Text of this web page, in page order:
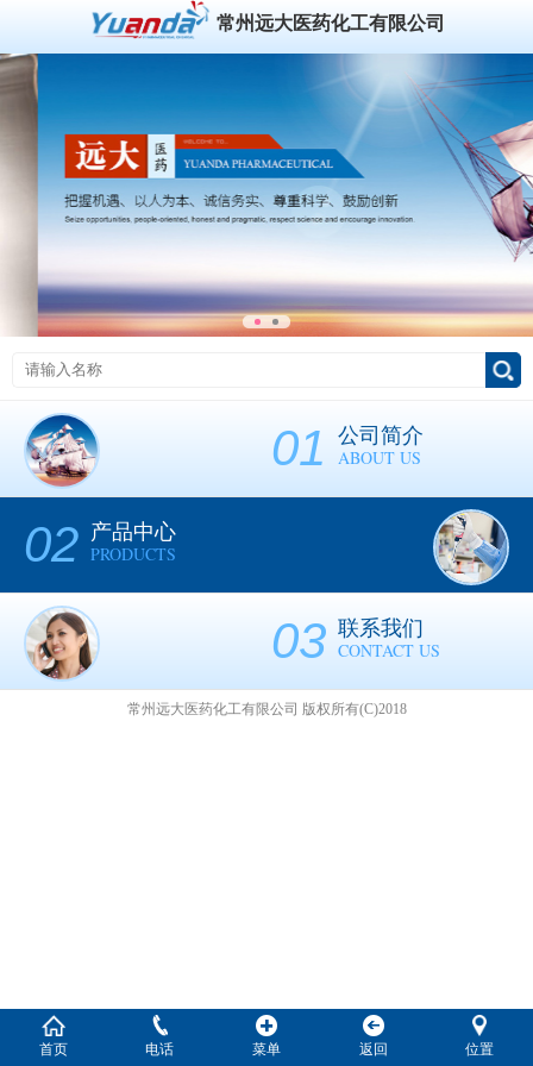
常州远大医药化工有限公司
01 公司简介
ABOUT US
02 产品中心
PRODUCTS
03 联系我们
CONTACT US
常州远大医药化工有限公司 版权所有(C)2018
首页 电话 菜单 返回 位置